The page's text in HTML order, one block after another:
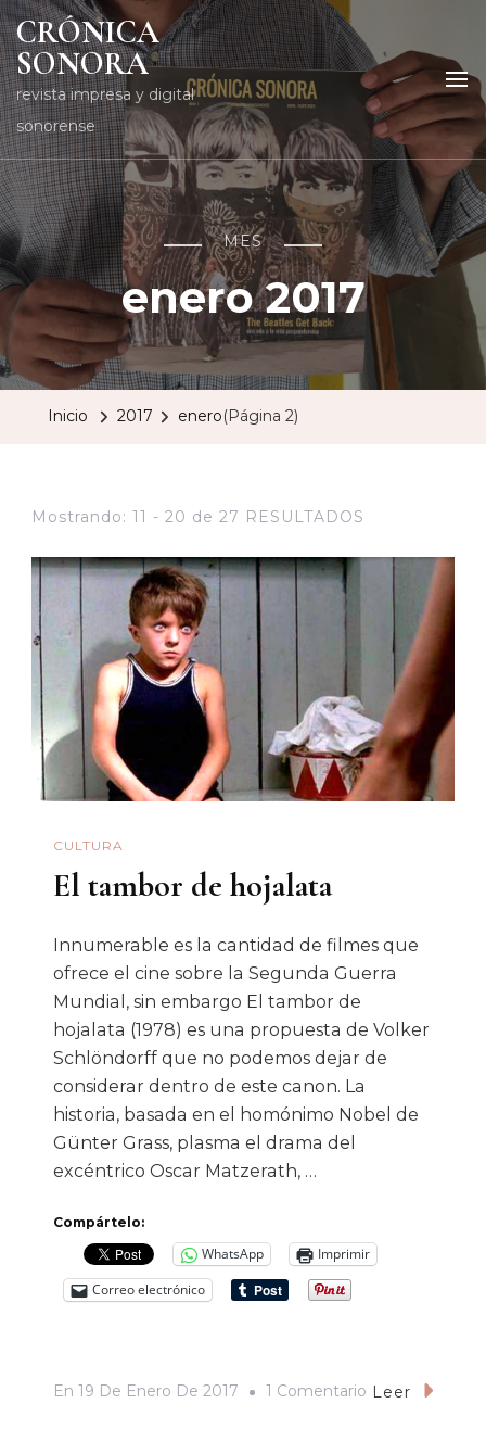
CRÓNICA
SONORA
revista impresa y digital
sonorense
MES
enero 2017
Inicio 2017 enero(Página 2)
Mostrando: 11 - 20 de 27 RESULTADOS
CULTURA
El tambor de hojalata
Innumerable es la cantidad de filmes que
ofrece el cine sobre la Segunda Guerra
Mundial, sin embargo El tambor de
hojalata (1978) es una propuesta de Volker
Schlöndorff que no podemos dejar de
considerar dentro de este canon. La
historia, basada en el homónimo Nobel de
Günter Grass, plasma el drama del
excéntrico Oscar Matzerath, …
Compártelo:
WhatsApp
Imprimir
Correo electrónico
En 19 De Enero De 2017 1 Comentario En
Leer